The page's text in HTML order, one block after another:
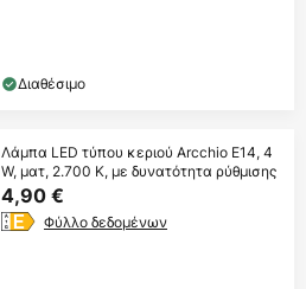
Διαθέσιμο
Λάμπα LED τύπου κεριού Arcchio E14, 4
W, ματ, 2.700 K, με δυνατότητα ρύθμισης
4,90 €
Φύλλο δεδομένων